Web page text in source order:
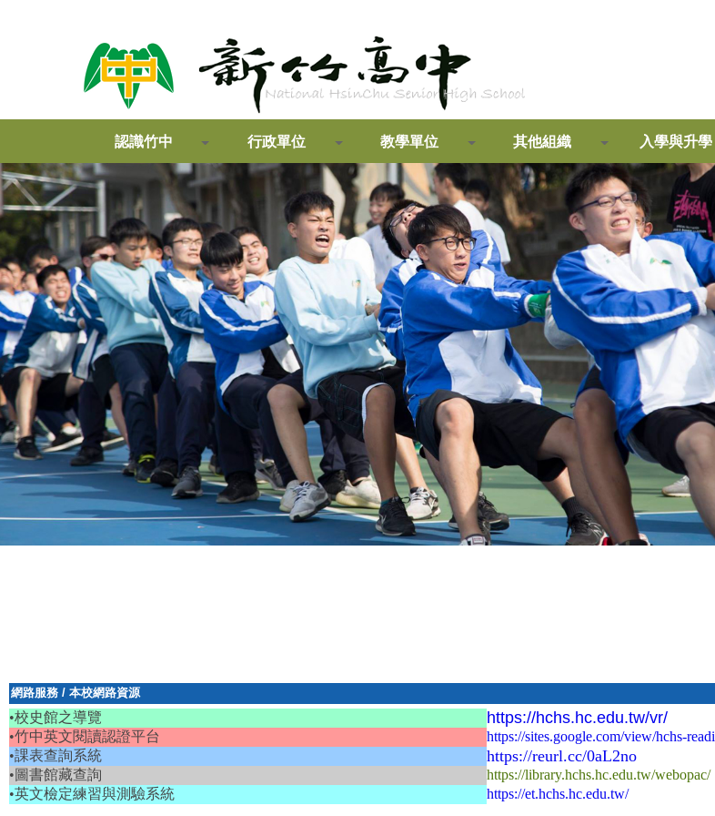
認識竹中 行政單位 教學單位 其他組織 入學與升學
網路服務 / 本校網路資源
•校史館之導覽 https://hchs.hc.edu.tw/vr/
•竹中英文閱讀認證平台
https://sites.google.com/view/hchs-
•課表查詢系統
https://reurl.cc/0aL2no
•圖書館藏查詢
https://library.hchs.hc.edu.tw/webopac/
•英文檢定練習與測驗系統
https://et.hchs.hc.edu.tw/